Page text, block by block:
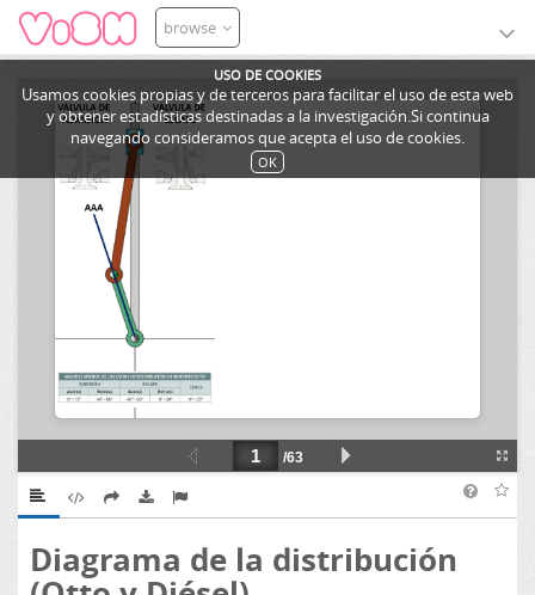
USO DE COOKIES
Usamos cookies propias y de terceros para facilitar el uso de esta web
y obtener estadísticas destinadas a la investigación.Si continua
navegando consideramos que acepta el uso de cookies.
OK
browse
Diagrama de la distribución